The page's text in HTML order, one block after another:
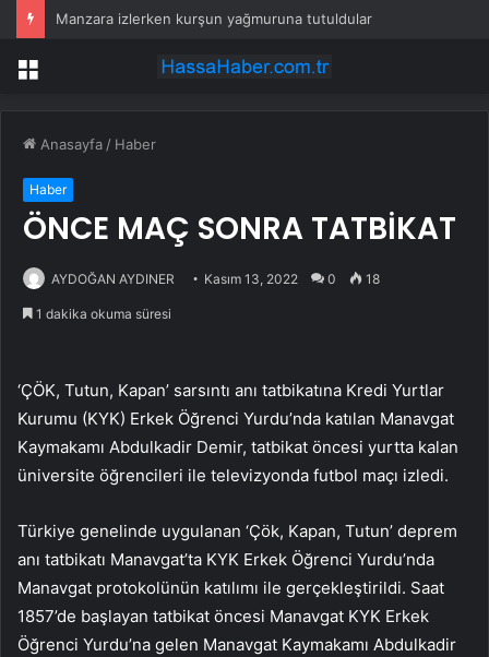
Manzara izlerken kurşun yağmuruna tutuldular
Menü
Anasayfa / Haber
Haber
ÖNCE MAÇ SONRA TATBİKAT
AYDOĞAN AYDINER Kasım 13, 2022 0 18
1 dakika okuma süresi
‘ÇÖK, Tutun, Kapan’ sarsıntı anı tatbikatına Kredi Yurtlar
Kurumu (KYK) Erkek Öğrenci Yurdu’nda katılan Manavgat
Kaymakamı Abdulkadir Demir, tatbikat öncesi yurtta kalan
üniversite öğrencileri ile televizyonda futbol maçı izledi.
Türkiye genelinde uygulanan ‘Çök, Kapan, Tutun’ deprem
anı tatbikatı Manavgat’ta KYK Erkek Öğrenci Yurdu’nda
Manavgat protokolünün katılımı ile gerçekleştirildi. Saat
1857’de başlayan tatbikat öncesi Manavgat KYK Erkek
Öğrenci Yurdu’na gelen Manavgat Kaymakamı Abdulkadir